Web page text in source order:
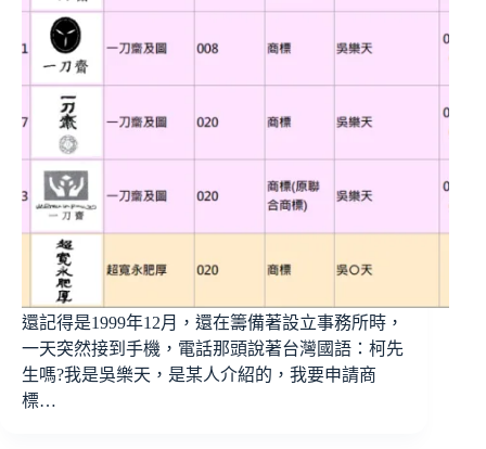
還記得是1999年12月，還在籌備著設立事務所時，
一天突然接到手機，電話那頭說著台灣國語：柯先
生嗎?我是吳樂天，是某人介紹的，我要申請商
標…